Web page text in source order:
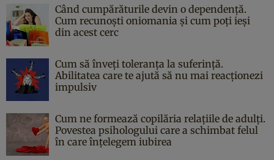
Când cumpărăturile devin o dependență.
Cum recunoști oniomania și cum poți ieși
din acest cerc
Cum să înveți toleranța la suferință.
Abilitatea care te ajută să nu mai reacționezi
impulsiv
Cum ne formează copilăria relațiile de adulți.
Povestea psihologului care a schimbat felul
în care înțelegem iubirea